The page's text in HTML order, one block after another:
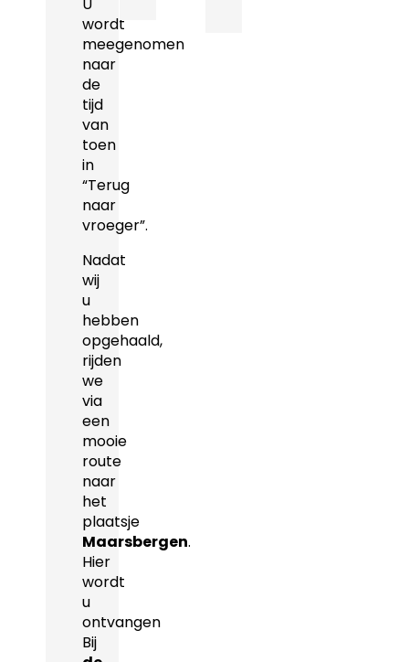
wordt
meegenomen
naar
de
tijd
van
toen
in
“Terug
naar
vroeger”.
Nadat
wij
u
hebben
opgehaald,
rijden
we
via
een
mooie
route
naar
het
plaatsje
Maarsbergen.
Hier
wordt
u
ontvangen
Bij